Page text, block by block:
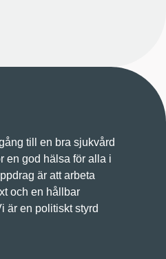
till en bra sjukvård
en god hälsa för alla i
är att arbeta
och en hållbar
är en politiskt styrd